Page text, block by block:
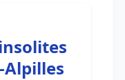
Alpilles